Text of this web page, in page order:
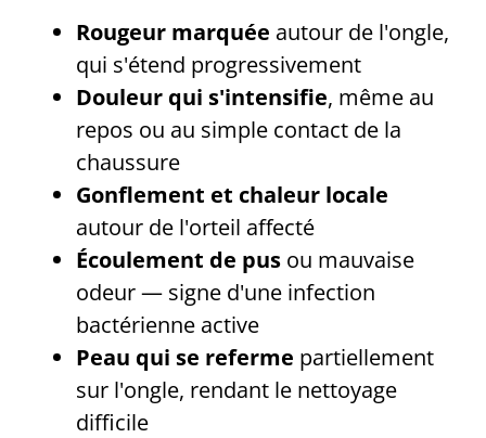
Rougeur marquée autour de l'ongle,
qui s'étend progressivement
Douleur qui s'intensifie, même au
repos ou au simple contact de la
chaussure
Gonflement et chaleur locale
autour de l'orteil affecté
Écoulement de pus ou mauvaise
odeur — signe d'une infection
bactérienne active
Peau qui se referme partiellement
sur l'ongle, rendant le nettoyage
difficile